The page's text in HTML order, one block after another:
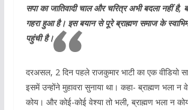
सपा का जातिवादी चाल और चरित्र अभी बदला नहीं है,
गहरा हुआ है। इस बयान से पूरे ब्राह्मण समाज के
पहुंची है।
दरअसल, 2 दिन पहले राजकुमार भाटी का एक वीडियो
इसमें उन्होंने मुहावरा सुनाया था। कहा- ब्राह्मण भला न
कोय। और कोई-कोई वेश्या तो भली, ब्राह्मण भला न